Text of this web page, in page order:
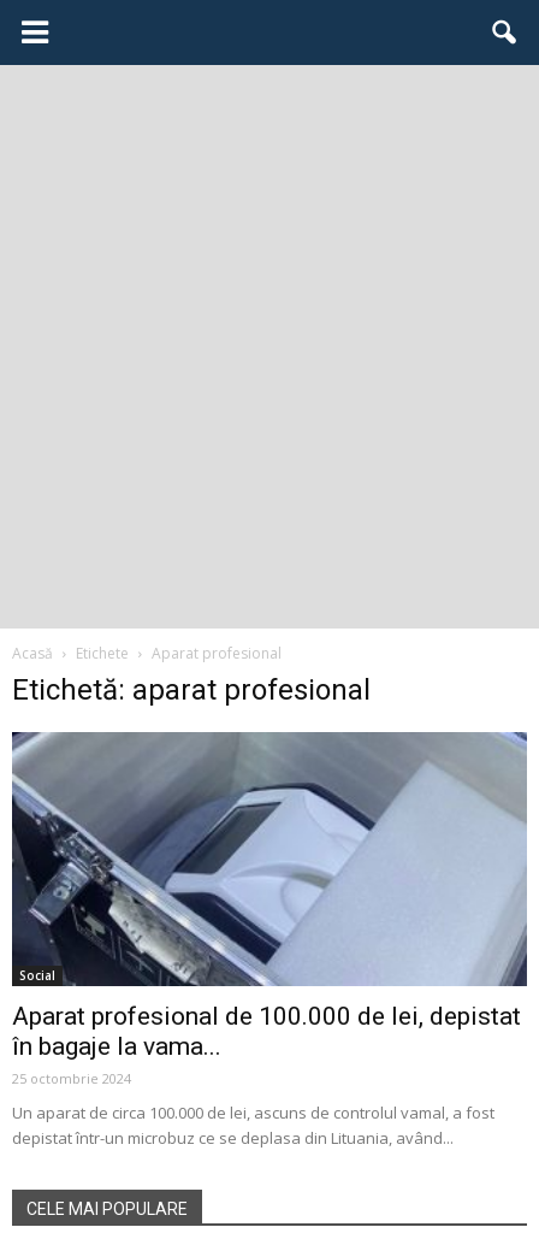
Acasă Etichete Aparat profesional
Etichetă: aparat profesional
Social
Aparat profesional de 100.000 de lei, depistat
în bagaje la vama...
25 octombrie 2024
Un aparat de circa 100.000 de lei, ascuns de controlul vamal, a fost
depistat într-un microbuz ce se deplasa din Lituania, având...
CELE MAI POPULARE